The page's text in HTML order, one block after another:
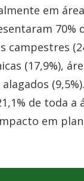
em
70%
campestres
(17,9%),
de toda a
em